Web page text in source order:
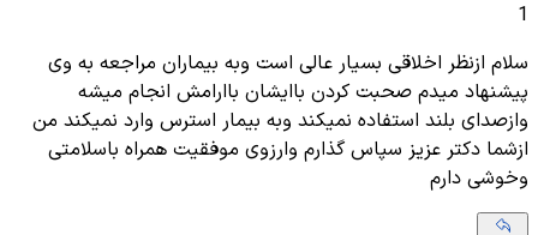
1
سلام ازنظر اخلاقی بسیار عالی است وبه بیماران مراجعه به وی
پیشنهاد میدم صحبت کردن باایشان باارامش انجام میشه
وازصدای بلند استفاده نمیکند وبه بیمار استرس وارد نمیکند من
ازشما دکتر عزیز سپاس گذارم وارزوی موفقیت همراه باسلامتی
وخوشی دارم